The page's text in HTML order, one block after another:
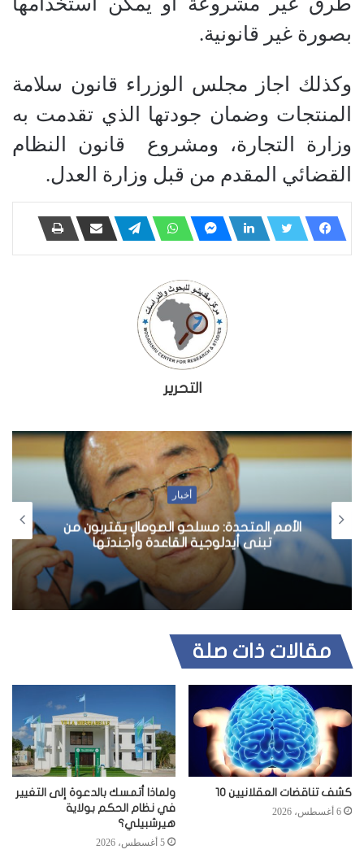
بصورة غير قانونية.
وكذلك اجاز مجلس الوزراء قانون سلامة
المنتجات وضمان جودتها الذي تقدمت به
وزارة التجارة، ومشروع قانون النظام
القضائي المقدم من قبل وزارة العدل.
التحرير
أخبار
الأمم المتحدة: مسلحو الصومال يقتربون من
تبنى أيدلوجية القاعدة وأجندتها
مقالات ذات صلة
كشف تناقضات العقلانيين 10
6 أغسطس، 2026
ولماذا أتمسك بالدعوة إلى التغيير
في نظام الحكم بولاية
هيرشبيلي؟
5 أغسطس، 2026